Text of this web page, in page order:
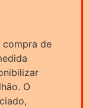
compra de
O